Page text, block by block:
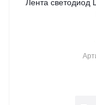
Лента светодиод